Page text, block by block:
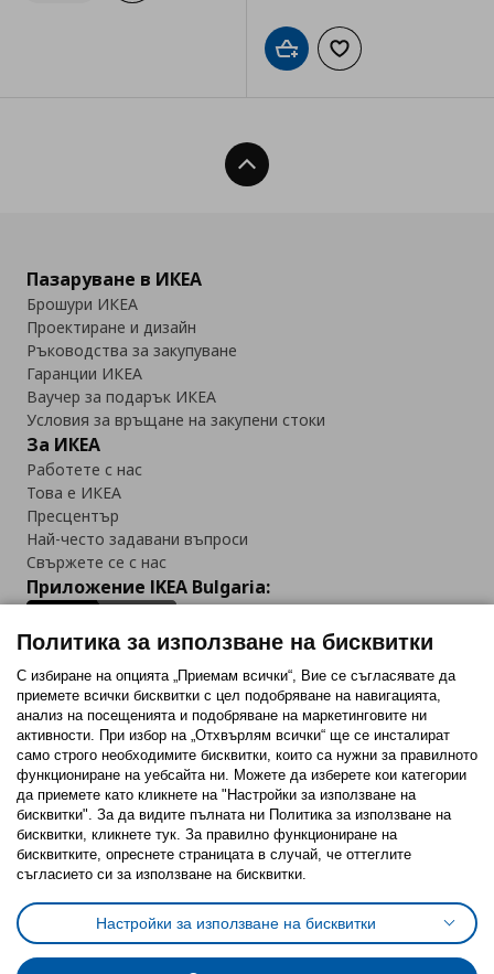
Добави в кошницата
Добави към
Нагоре
Пазаруване в ИКЕА
Брошури ИКЕА
Проектиране и дизайн
Ръководства за закупуване
Гаранции ИКЕА
Ваучер за подарък ИКЕА
Условия за връщане на закупени стоки
За ИКЕА
Работете с нас
Това е ИКЕА
Пресцентър
Най-често задавани въпроси
Свържете се с нас
Приложение IKEA Bulgaria:
Последвайте ни:
FacebookTwitterYoutubePinterestInstagram
Политика за използване на бисквитки (Cookies)
Избор на настройки за използване на бисквитки
Условия за ползване на ikea.bgОбща политика за личните данни
Политика за защита на личните данни на ikea.bg
Политика за използване на бисквитки
С избиране на опцията „Приемам всички“, Вие се съгласявате да
приемете всички бисквитки с цел подобряване на навигацията,
анализ на посещенията и подобряване на маркетинговите ни
активности. При избор на „Отхвърлям всички“ ще се инсталират
само строго необходимитe бисквитки, които са нужни за правилното
функциониране на уебсайта ни. Можете да изберете кои категории
да приемете като кликнете на "Настройки за използване на
бисквитки". За да видите пълната ни Политика за използване на
бисквитки, кликнете тук. За правилно функциониране на
бисквитките, опреснете страницата в случай, че оттеглите
съгласието си за използване на бисквитки.
Настройки за използване на бисквитки